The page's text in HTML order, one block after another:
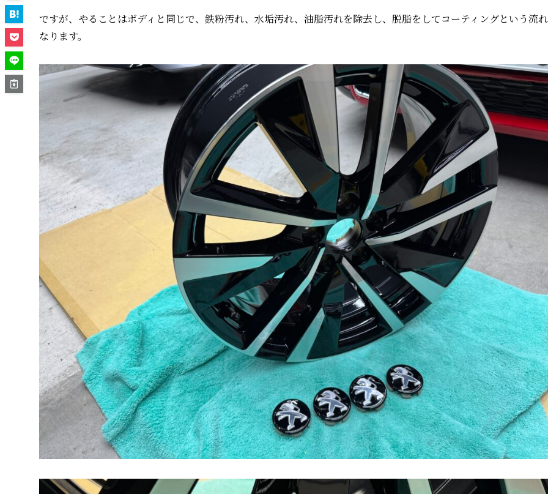
ですが、やることはボディと同じで、鉄粉汚れ、水垢汚れ、油脂汚れを除去し、脱脂をしてコーティングという流
なります。